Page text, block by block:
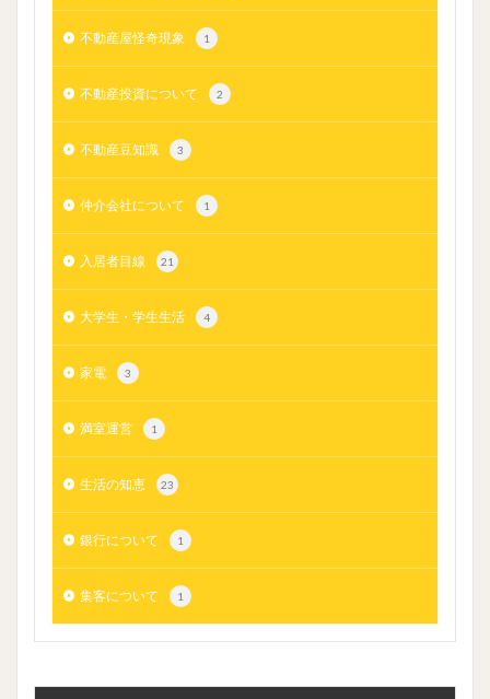
不動産屋怪奇現象 1
不動産投資について 2
不動産豆知識 3
仲介会社について 1
入居者目線 21
大学生・学生生活 4
家電 3
満室運営 1
生活の知恵 23
銀行について 1
集客について 1